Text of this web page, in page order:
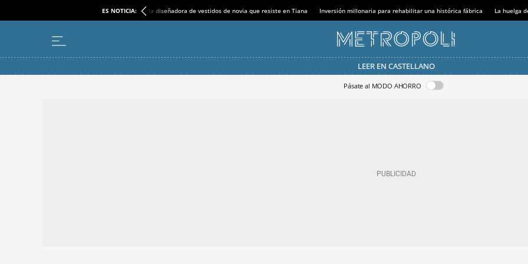
ES NOTICIA: la diseñadora de vestidos de novia que resiste en Tiana Inversión millonaria para rehabilitar una histórica fábrica La huelga
LEER EN CASTELLANO
Pásate al MODO AHORRO